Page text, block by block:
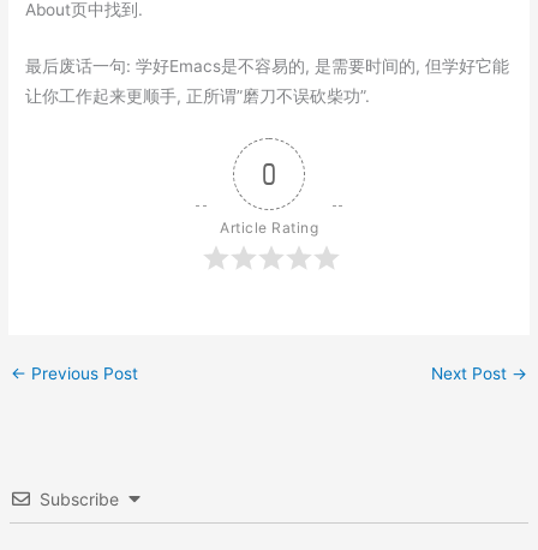
About页中找到.
最后废话一句: 学好Emacs是不容易的, 是需要时间的, 但学好它能
让你工作起来更顺手, 正所谓”磨刀不误砍柴功”.
0
Article Rating
← Previous Post Next Post →
Subscribe